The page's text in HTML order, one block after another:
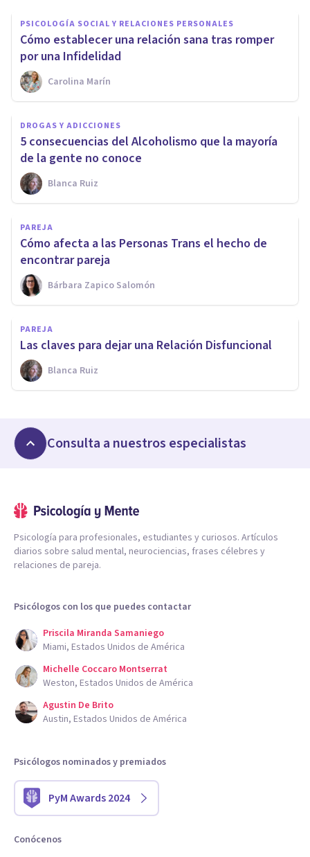
PSICOLOGÍA SOCIAL Y RELACIONES PERSONALES
Cómo establecer una relación sana tras romper
por una Infidelidad
Carolina Marín
DROGAS Y ADICCIONES
5 consecuencias del Alcoholismo que la mayoría
de la gente no conoce
Blanca Ruiz
PAREJA
Cómo afecta a las Personas Trans el hecho de
encontrar pareja
Bárbara Zapico Salomón
PAREJA
Las claves para dejar una Relación Disfuncional
Blanca Ruiz
Consulta a nuestros especialistas
Psicología para profesionales, estudiantes y curiosos. Artículos
diarios sobre salud mental, neurociencias, frases célebres y
relaciones de pareja.
Psicólogos con los que puedes contactar
Priscila Miranda Samaniego
Miami, Estados Unidos de América
Michelle Coccaro Montserrat
Weston, Estados Unidos de América
Agustin De Brito
Austin, Estados Unidos de América
Psicólogos nominados y premiados
PyM Awards 2024
Conócenos